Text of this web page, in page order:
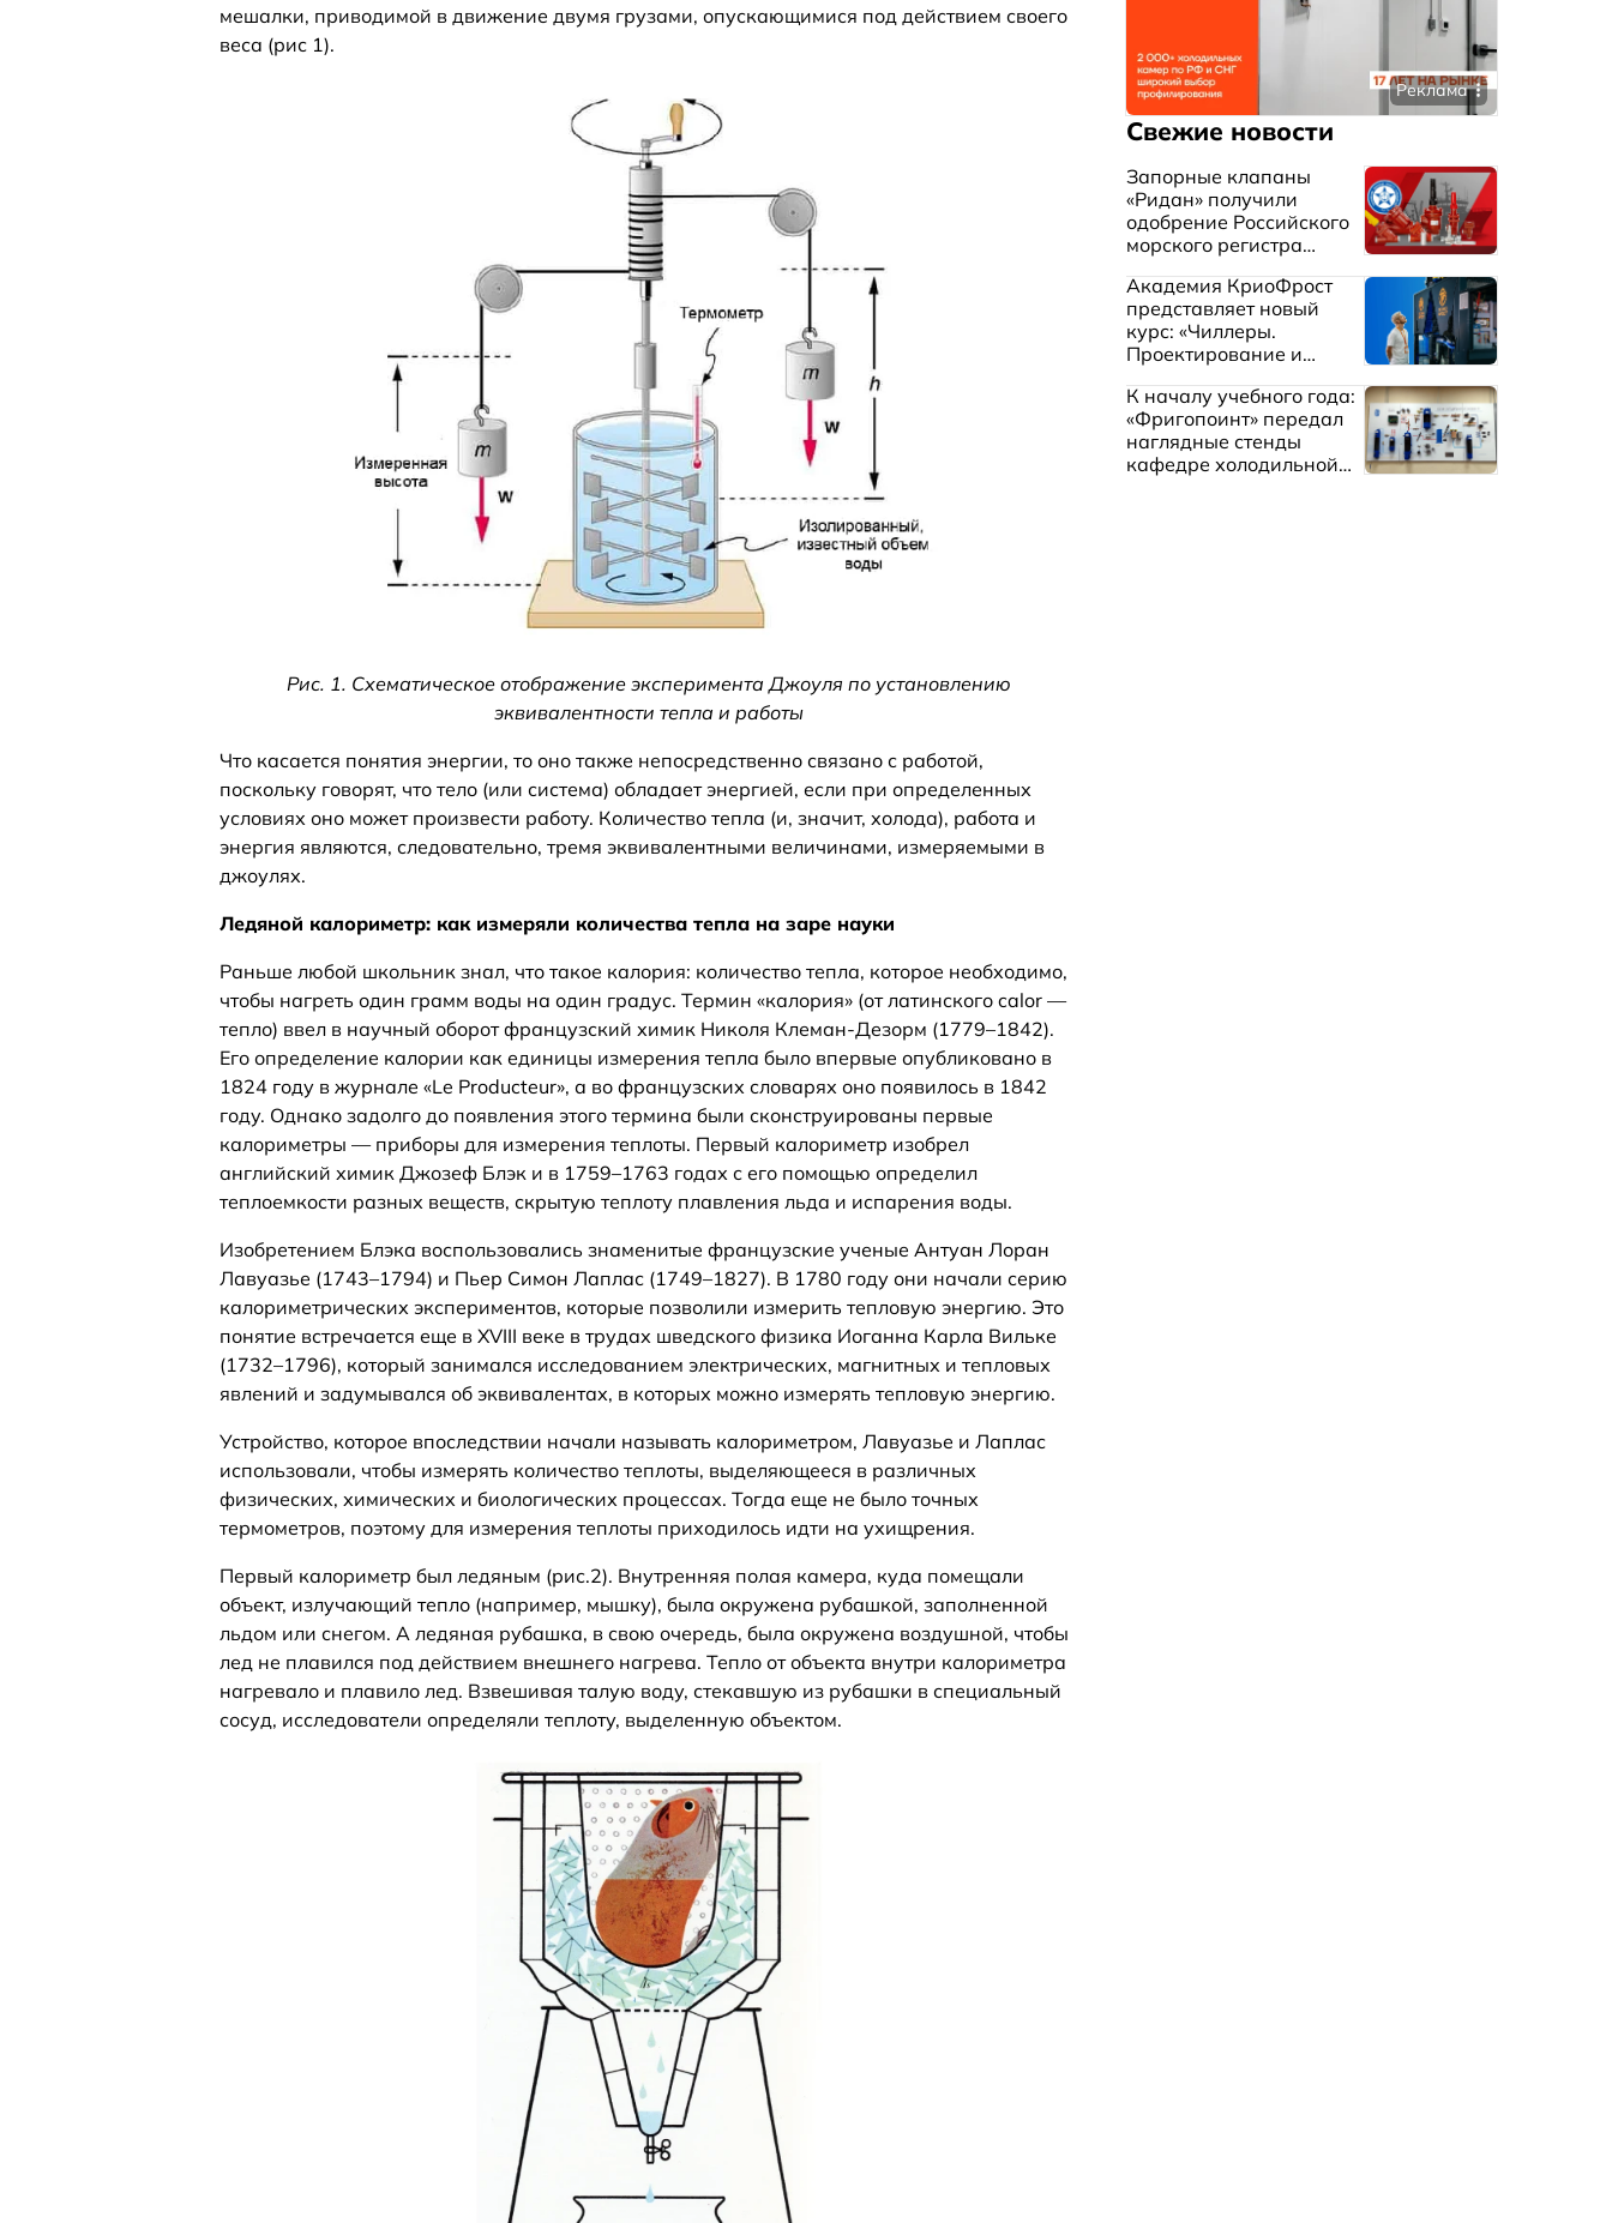
мешалки, приводимой в движение двумя грузами, опускающимися под действием своего
веса (рис 1).
Рис. 1. Схематическое отображение эксперимента Джоуля по установлению
эквивалентности тепла и работы
Что касается понятия энергии, то оно также непосредственно связано с работой,
поскольку говорят, что тело (или система) обладает энергией, если при определенных
условиях оно может произвести работу. Количество тепла (и, значит, холода), работа и
энергия являются, следовательно, тремя эквивалентными величинами, измеряемыми в
джоулях.
Ледяной калориметр: как измеряли количества тепла на заре науки
Раньше любой школьник знал, что такое калория: количество тепла, которое необходимо,
чтобы нагреть один грамм воды на один градус. Термин «калория» (от латинского calor —
тепло) ввел в научный оборот французский химик Николя Клеман-Дезорм (1779–1842).
Его определение калории как единицы измерения тепла было впервые опубликовано в
1824 году в журнале «Le Producteur», а во французских словарях оно появилось в 1842
году. Однако задолго до появления этого термина были сконструированы первые
калориметры — приборы для измерения теплоты. Первый калориметр изобрел
английский химик Джозеф Блэк и в 1759–1763 годах с его помощью определил
теплоемкости разных веществ, скрытую теплоту плавления льда и испарения воды.
Изобретением Блэка воспользовались знаменитые французские ученые Антуан Лоран
Лавуазье (1743–1794) и Пьер Симон Лаплас (1749–1827). В 1780 году они начали серию
калориметрических экспериментов, которые позволили измерить тепловую энергию. Это
понятие встречается еще в XVIII веке в трудах шведского физика Иоганна Карла Вильке
(1732–1796), который занимался исследованием электрических, магнитных и тепловых
явлений и задумывался об эквивалентах, в которых можно измерять тепловую энергию.
Устройство, которое впоследствии начали называть калориметром, Лавуазье и Лаплас
использовали, чтобы измерять количество теплоты, выделяющееся в различных
физических, химических и биологических процессах. Тогда еще не было точных
термометров, поэтому для измерения теплоты приходилось идти на ухищрения.
Первый калориметр был ледяным (рис.2). Внутренняя полая камера, куда помещали
объект, излучающий тепло (например, мышку), была окружена рубашкой, заполненной
льдом или снегом. А ледяная рубашка, в свою очередь, была окружена воздушной, чтобы
лед не плавился под действием внешнего нагрева. Тепло от объекта внутри калориметра
нагревало и плавило лед. Взвешивая талую воду, стекавшую из рубашки в специальный
сосуд, исследователи определяли теплоту, выделенную объектом.
Реклама
Свежие новости
Запорные клапаны
«Ридан» получили
одобрение Российского
морского регистра
Академия КриоФрост
представляет новый
курс: «Чиллеры.
Проектирование и
охлаждения жидкостей»
К началу учебного года:
«Фригопоинт» передал
наглядные стенды
кафедре холодильной